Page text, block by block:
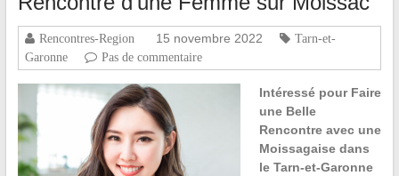
Rencontres-Region 15 novembre 2022
Tarn-et-
Garonne
Pas de commentaire
Intéressé pour Faire
une Belle
Rencontre avec une
Moissagaise dans
le Tarn-et-Garonne